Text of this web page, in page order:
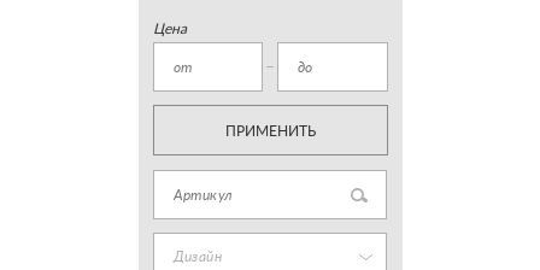
Цена
ПРИМЕНИТЬ
Дизайн